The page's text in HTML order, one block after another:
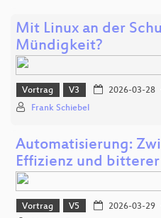
Mit Linux an der
Mündigkeit?
Vortrag V3 2026-03-28
Frank Schiebel
Automatisierung:
Effizienz und
Vortrag V5 2026-03-29